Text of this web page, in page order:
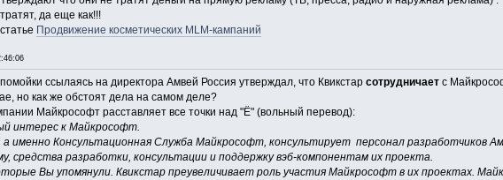
да еще как!!!
Продвижение косметических MLM-кампаний
ссылаясь на директора Амвей Россия утверждал, что Квикстар сотрудничаетс
но как же обстоят дела на самом деле?
Майкрософт расставляет все точки над "Ё" (вольный перевод):
интерес к Майкрософт.
именно Консультационная Служба Майкрософт, консультирует персонал разработчиков
средства разработки, консультации и поддержку вэб-компонентам их проекта.
Вы упомянули. Квикстар преувеличивает роль участия Майкрософт в их проектах.